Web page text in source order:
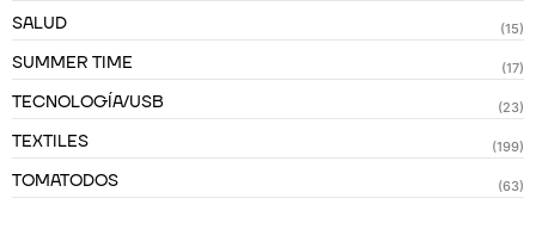
SALUD (15)
SUMMER TIME (17)
TECNOLOGÍA/USB (23)
TEXTILES (199)
TOMATODOS (63)